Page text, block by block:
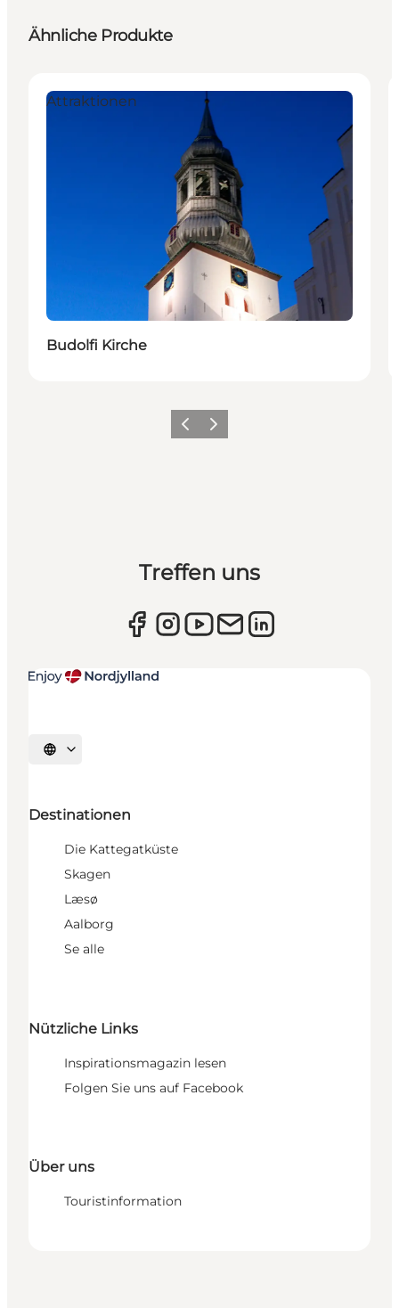
Ähnliche Produkte
Attraktionen
Budolfi Kirche
ZurückWeiter
Treffen uns
Sprache auswählen
Destinationen
Die Kattegatküste
Skagen
Læsø
Aalborg
Se alle
Nützliche Links
Inspirationsmagazin lesen
Folgen Sie uns auf Facebook
Über uns
Touristinformation